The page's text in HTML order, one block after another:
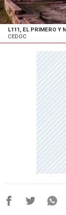
L111, EL PRIMERO Y
CEDOC